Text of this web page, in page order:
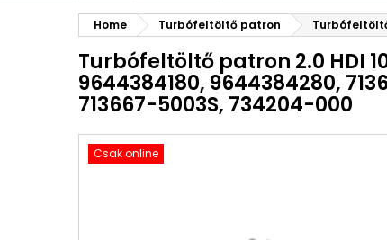
Home Turbófeltöltő patron Turbófeltöltő
Turbófeltöltő patron 2.0 HDI
9644384180, 9644384280,
713667-5003S, 734204-000
Csak online